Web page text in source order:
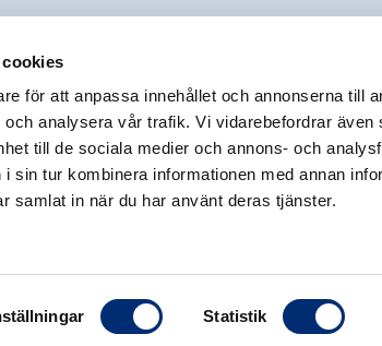
för att anpassa innehållet och annonserna till
analysera vår trafik. Vi vidarebefordrar även
till de sociala medier och annons- och
sin tur kombinera informationen med annan
samlat in när du har använt deras tjänster.
Statistik